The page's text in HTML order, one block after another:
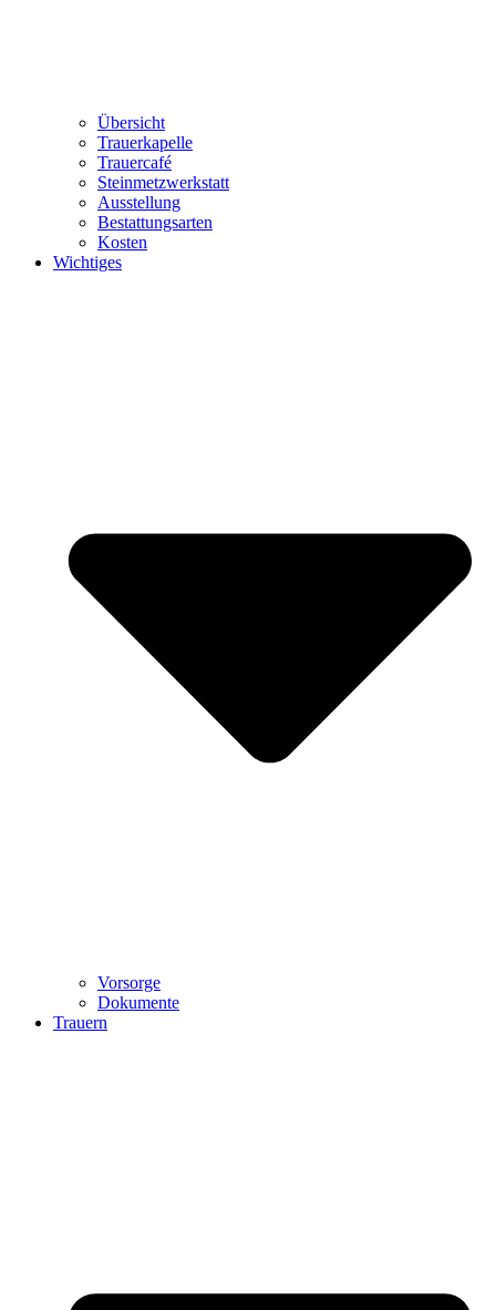
Übersicht
Trauerkapelle
Trauercafé
Steinmetzwerkstatt
Ausstellung
Bestattungsarten
Kosten
Wichtiges
Vorsorge
Dokumente
Trauern